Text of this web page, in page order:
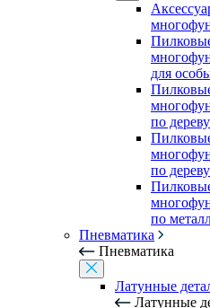
для
по дереву
по
по
Пневматика
Пневматика
Латунные
Латунные